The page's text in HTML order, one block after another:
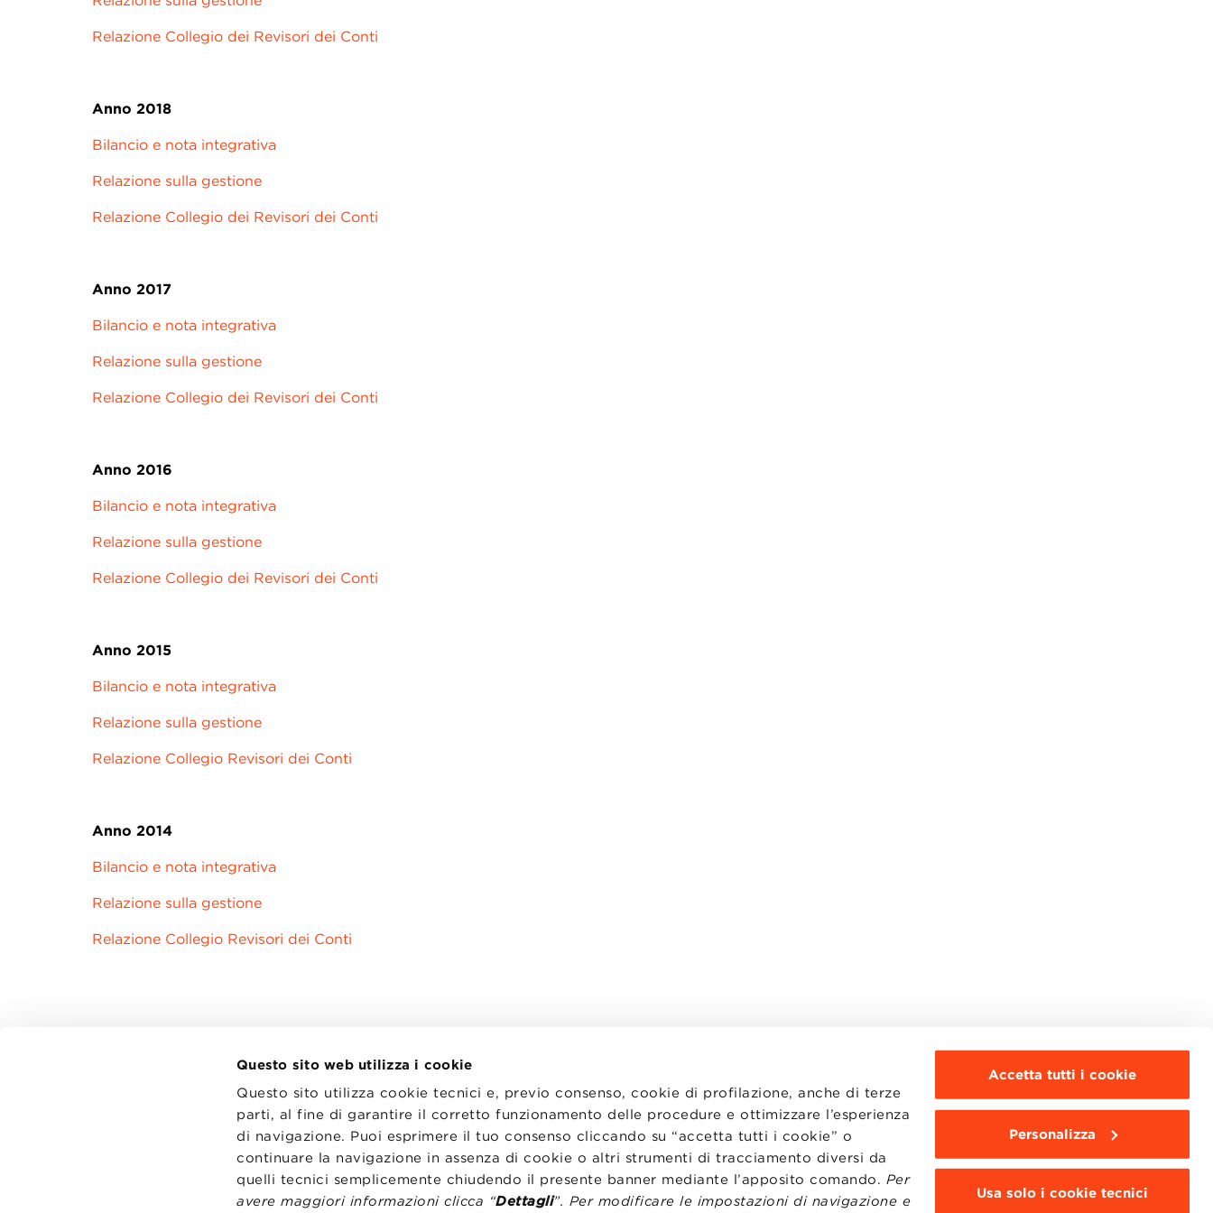
Questo sito web utilizza i cookie
Questo sito utilizza cookie tecnici e, previo consenso, cookie di profilazione, anche di terze
parti, al fine di garantire il corretto funzionamento delle procedure e ottimizzare l’esperienza
di navigazione. Puoi esprimere il tuo consenso cliccando su “accetta tutti i cookie” o
continuare la navigazione in assenza di cookie o altri strumenti di tracciamento diversi da
quelli tecnici semplicemente chiudendo il presente banner mediante l’apposito comando. Per
avere maggiori informazioni clicca “Dettagli”. Per modificare le impostazioni di navigazione e
Accetta tutti i cookie
Personalizza
Usa solo i cookie tecnici
Relazione Collegio dei Revisori dei Conti
Anno 2018
Bilancio e nota integrativa
Relazione sulla gestione
Relazione Collegio dei Revisori dei Conti
Anno 2017
Bilancio e nota integrativa
Relazione sulla gestione
Relazione Collegio dei Revisori dei Conti
Anno 2016
Bilancio e nota integrativa
Relazione sulla gestione
Relazione Collegio dei Revisori dei Conti
Anno 2015
Bilancio e nota integrativa
Relazione sulla gestione
Relazione Collegio Revisori dei Conti
Anno 2014
Bilancio e nota integrativa
Relazione sulla gestione
Relazione Collegio Revisori dei Conti
CONTATTI
TRASPARENZA
PRIVACY
PREFERENZE COOKIE
LAVORA CON NOI
STATUTO
WHISTLEBLOWING
WEBMAIL
BBS COMMUNITY PORTAL
PRESS